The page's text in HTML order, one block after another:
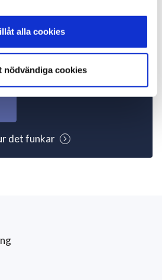
alla cookies
nödvändiga cookies
ännu? Kom
det funkar